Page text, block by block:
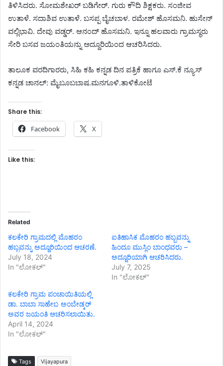
ತಿಳಿಸಿದರು. ಸೋಮಶೇಖರ್ ಬಡಿಗೇರ್. ಗುರು ಕೌದಿ ಶಿಕ್ಷಕರು. ಸಂಜೀವ
ಉತಾಳೆ. ಸದಾಶಿವ ಉತಾಳೆ. ಬಸಪ್ಪ ಬೈಚಬಾಳ. ರಮೇಶ್ ಹೊಸಮನಿ. ಹುಸೇನ್
ವಲ್ಲಿಭಾವಿ. ದೇವು ವಡ್ಡರ್. ಆನಂದ್ ಹೊಸಮನಿ. ಇನ್ನೂ ಹಲವಾರು ಗ್ರಾಮಸ್ಥರು
ಸೇರಿ ಬಸವ ಜಯಂತಿಯನ್ನು ಅದ್ದೂರಿಯಿಂದ ಆಚರಿಸಿದರು.
ತಾಲೂಕ ವರದಿಗಾರರು, ಸಿಹಿ ಕಹಿ ಕನ್ನಡ ದಿನ ಪತ್ರಿಕೆ ಹಾಗೂ ಎಸ್.ಕೆ ನ್ಯೂಸ್
ಕನ್ನಡ ಚಾನಲ್: ಮೈಬೂಬಬಾಷ.ಮನಗೂಳಿ.ತಾಳಿಕೋಟೆ
Share this:
Facebook X
Like this:
Related
ಕಲಕೇರಿ ಗ್ರಾಮದಲ್ಲಿ ಮೊಹರಂ
ಹಬ್ಬವನ್ನು ಅದ್ದೂರಿಯಿಂದ ಆಚರಣೆ.
July 18, 2024
In "ಲೋಕಲ್"
ಐತಿಹಾಸಿಕ ಮೊಹರಂ ಹಬ್ಬವನ್ನು
ಹಿಂದೂ ಮುಸ್ಲಿಂ ಬಾಂಧವರು –
ಅದ್ದೂರಿಯಾಗಿ ಆಚರಿಸಿದರು.
July 7, 2025
In "ಲೋಕಲ್"
ಕಲಕೇರಿ ಗ್ರಾಮ ಪಂಚಾಯಿತಿಯಲ್ಲಿ
ಡಾ. ಬಾಬಾ ಸಾಹೇಬ ಅಂಬೇಡ್ಕರ್
ಅವರ ಜಯಂತಿ ಆಚರಿಸಲಾಯಿತು.
April 14, 2024
In "ಲೋಕಲ್"
Tags Vijayapura